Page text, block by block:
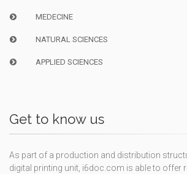
MEDECINE
NATURAL SCIENCES
APPLIED SCIENCES
Get to know us
As part of a production and distribution
digital printing unit, i6doc.com is able to offer